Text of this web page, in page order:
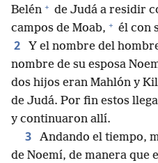
Belén + de Judá a residir
campos de Moab, + él con
2 Y el nombre del
nombre de su esposa
dos hijos eran Mahlón y
de Judá. Por fin estos
y continuaron allí.
3
Andando el tiempo,
de Noemí, de manera que